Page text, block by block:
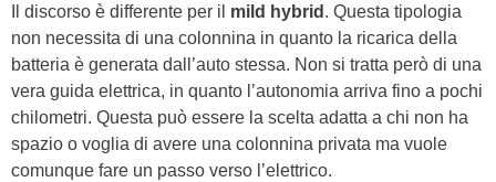
Il discorso è differente per il mild hybrid . Questa tipologia
non necessita di una colonnina in quanto la ricarica della
batteria è generata dall’auto stessa. Non si tratta però di una
vera guida elettrica, in quanto l’autonomia arriva fino a pochi
chilometri. Questa può essere la scelta adatta a chi non ha
spazio o voglia di avere una colonnina privata ma vuole
comunque fare un passo verso l’elettrico.